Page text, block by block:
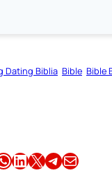
Dating Biblia Bible Bible
Share this article on LinkedIn Share this article on X Share this article on TelegramEmail this Article